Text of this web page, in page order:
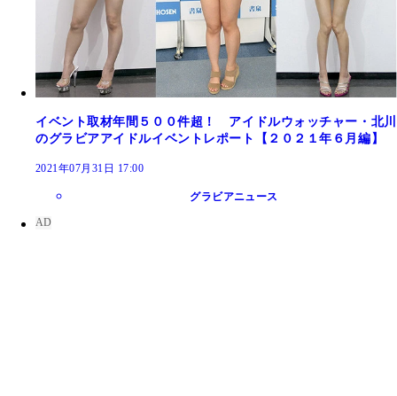
イベント取材年間５００件超！ アイドルウォッチャー・北川
のグラビアアイドルイベントレポート【２０２１年６月編】
2021年07月31日 17:00
グラビアニュース